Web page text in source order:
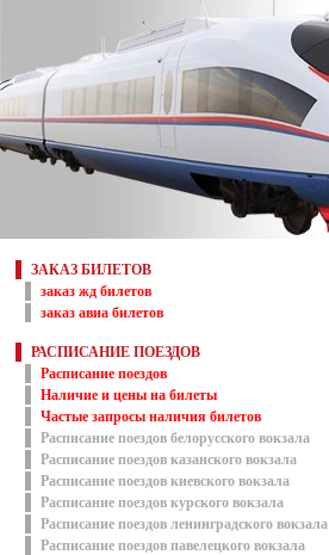
ЗАКАЗ БИЛЕТОВ
заказ жд билетов
заказ авиа билетов
РАСПИСАНИЕ ПОЕЗДОВ
Расписание поездов
Наличие и цены на билеты
Частые запросы наличия билетов
Расписание поездов белорусского вокзала
Расписание поездов казанского вокзала
Расписание поездов киевского вокзала
Расписание поездов курского вокзала
Расписание поездов ленинградского вокзала
Расписание поездов павелецкого вокзала